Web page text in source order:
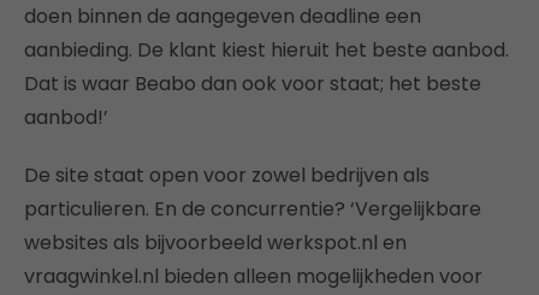
doen binnen de aangegeven deadline een
aanbieding. De klant kiest hieruit het beste aanbod.
Dat is waar Beabo dan ook voor staat; het beste
aanbod!’
De site staat open voor zowel bedrijven als
particulieren. En de concurrentie? ‘Vergelijkbare
websites als bijvoorbeeld werkspot.nl en
vraagwinkel.nl bieden alleen mogelijkheden voor